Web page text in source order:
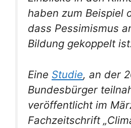
haben zum Beispiel
dass Pessimismus
Bildung gekoppelt
Eine Studie, an der
Bundesbürger
veröffentlicht im
Fachzeitschrift